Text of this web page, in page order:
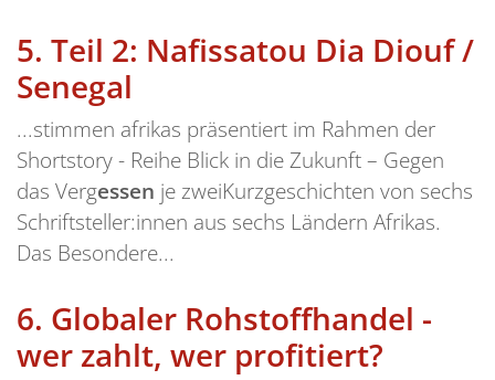
5. Teil 2: Nafissatou Dia Diouf /
Senegal
...stimmen afrikas präsentiert im Rahmen der
Shortstory - Reihe Blick in die Zukunft – Gegen
das Vergessen je zweiKurzgeschichten von sechs
Schriftsteller:innen aus sechs Ländern Afrikas.
Das Besondere...
6. Globaler Rohstoffhandel -
wer zahlt, wer profitiert?